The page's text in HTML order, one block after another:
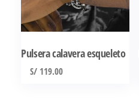
Pulsera calavera esqueleto
S/ 119.00